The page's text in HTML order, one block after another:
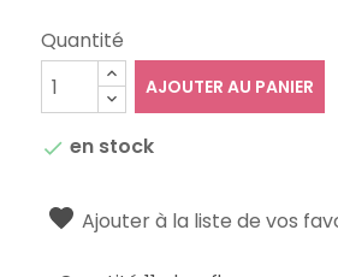
Quantité
AJOUTER AU PANIER
 en stock
Ajouter à la liste de vos